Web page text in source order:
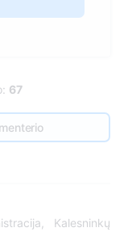
67
Kalesninkų